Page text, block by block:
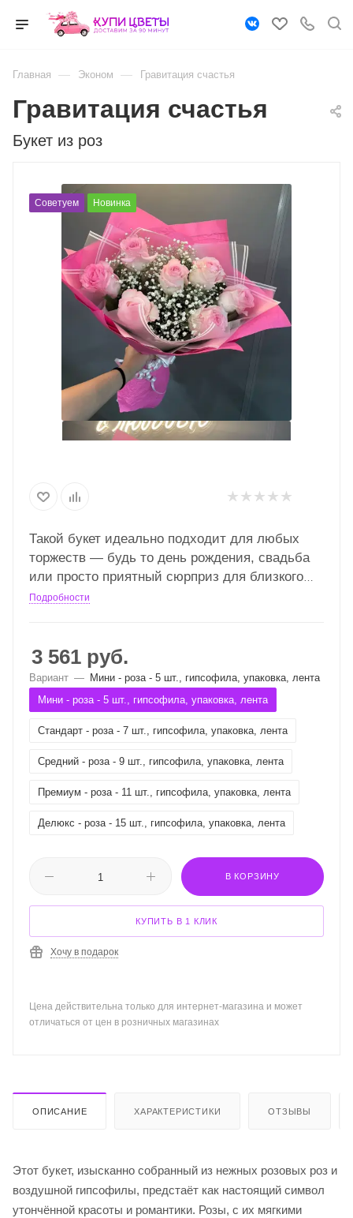
Главная — Эконом — Гравитация счастья
Букет из роз
Гравитация счастья
Советуем Новинка
Такой букет идеально подходит для любых
торжеств — будь то день рождения, свадьба
или просто приятный сюрприз для близкого
человека
Подробности
3 561 руб.
Вариант — Мини - роза - 5 шт., гипсофила, упаковка, лента
Мини - роза - 5 шт., гипсофила, упаковка, лента
Стандарт - роза - 7 шт., гипсофила, упаковка, лента
Средний - роза - 9 шт., гипсофила, упаковка, лента
Премиум - роза - 11 шт., гипсофила, упаковка, лента
Делюкс - роза - 15 шт., гипсофила, упаковка, лента
В КОРЗИНУ
КУПИТЬ В 1 КЛИК
Хочу в подарок
Цена действительна только для интернет-магазина и может
отличаться от цен в розничных магазинах
ОПИСАНИЕ ХАРАКТЕРИСТИКИ ОТЗЫВЫ
Этот букет, изысканно собранный из нежных розовых роз и
воздушной гипсофилы, предстаёт как настоящий символ
утончённой красоты и романтики. Розы, с их мягкими